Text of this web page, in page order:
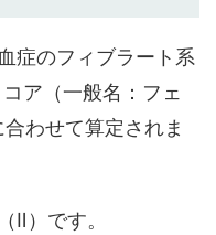
症のフィブラート系
ア（一般名：フェ
わせて算定されま
Ⅱ）です。